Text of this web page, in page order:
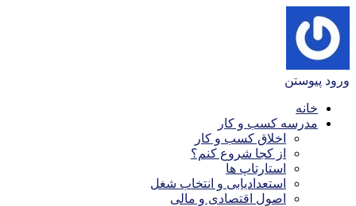
ورود پیوستن
خانه
مدرسه کسب و کار
اخلاق کسب و کار
از کجا شروع کنم؟
استارتاپ ها
استعدادیابی و انتخاب شغل
اصول اقتصادی و مالی